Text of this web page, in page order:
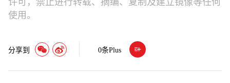
许可，禁止进行转载、摘编、复制及建立镜像等任何
使用。
分享到 0条Plus